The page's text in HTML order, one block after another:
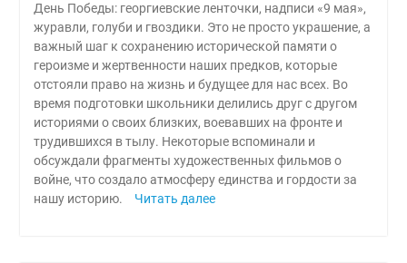
День Победы: георгиевские ленточки, надписи «9 мая»,
журавли, голуби и гвоздики. Это не просто украшение, а
важный шаг к сохранению исторической памяти о
героизме и жертвенности наших предков, которые
отстояли право на жизнь и будущее для нас всех. Во
время подготовки школьники делились друг с другом
историями о своих близких, воевавших на фронте и
трудившихся в тылу. Некоторые вспоминали и
обсуждали фрагменты художественных фильмов о
войне, что создало атмосферу единства и гордости за
нашу историю.
Читать далее